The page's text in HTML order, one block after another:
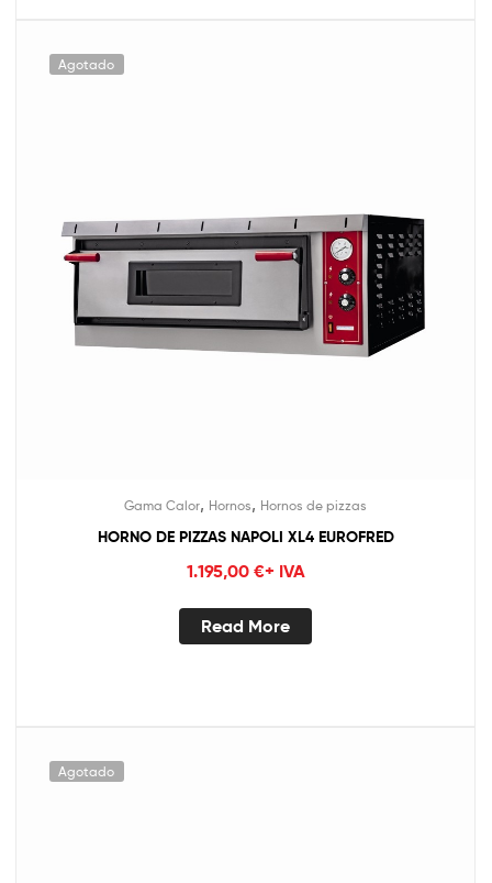
Agotado
Gama Calor, Hornos, Hornos de pizzas
HORNO DE PIZZAS NAPOLI XL4 EUROFRED
1.195,00 €+ IVA
Read More
Agotado